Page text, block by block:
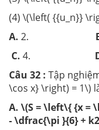
(4) \(\left( {{u_n}}
A. 2.
C. 4.
Câu 32 : Tập
\cos x} \right) = 1\)
A. \(S = \left\{ {x =
- \dfrac{\pi }{6} +